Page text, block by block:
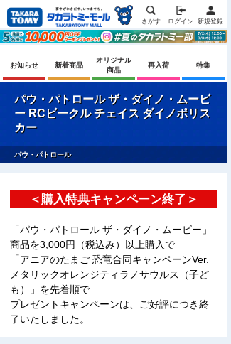
さがす ログイン 新規登録
お知らせ 新着商品
オリジナル
商品
再入荷 特集
パウ・パトロール ザ・ダイノ・ムービ
ー RCビークル チェイス ダイノポリス
カー
パウ・パトロール
＜購入特典キャンペーン終了＞
「パウ・パトロール ザ・ダイノ・ムービー」
商品を3,000円（税込み）以上購入で
「アニアのたまご 恐竜合同キャンペーンVer.
メタリックオレンジティラノサウルス（子ど
も）」を先着順で
プレゼントキャンペーンは、ご好評につき終
了いたしました。